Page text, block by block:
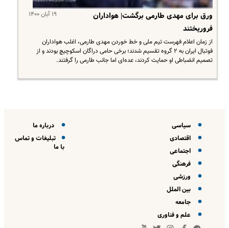
۱۹ آبان ۱۴۰۰
ورق برای مهدی طارمی برگشت| هواداران
فروریختند
از زمان اعلام فهرست تیم ملی و خط خوردن مهدی طارمی، اغلب هواداران
فوتبال ایران به ۲ گروه تقسیم شدند؛ برخی حامی دراگان اسکوچیچ بودند و از
تصمیم انضباطی او حمایت کردند، عده‌ای اما جانب طارمی را گرفتند.
سیاسی
اقتصادی
اجتماعی
فرهنگی
ورزشی
بین الملل
جامعه
علم و فناوری
درباره ما
تبلیغات و تماس
با ما